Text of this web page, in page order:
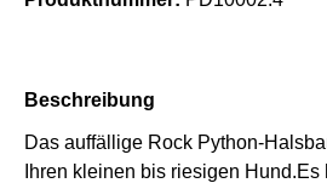
Beschreibung
Das auffällige Rock Python-
Ihren kleinen bis riesigen